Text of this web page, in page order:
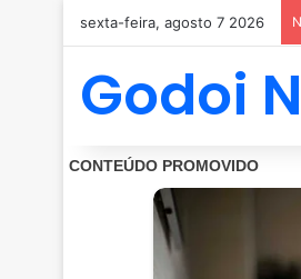
sexta-feira, agosto 7 2026
Godoi